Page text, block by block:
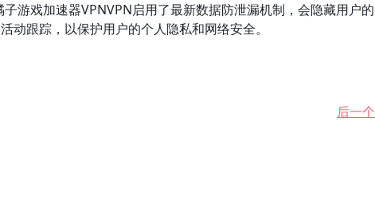
游戏加速器VPNVPN启用了最新数据防泄漏机制，会隐藏用户的
跟踪，以保护用户的个人隐私和网络安全。
后一个